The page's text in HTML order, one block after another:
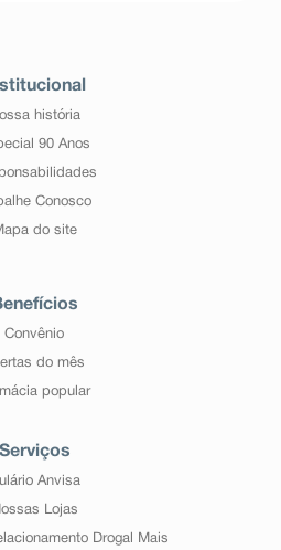
história
90 Anos
Conosco
do site
Convênio
do mês
popular
Serviços
Anvisa
Lojas
Drogal Mais